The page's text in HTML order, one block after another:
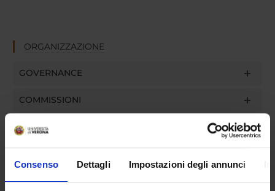
Consenso Dettagli Impostazioni degli annunci
ORGANIZZAZIONE
GOVERNANCE
COMMISSIONI
UFFICI E STRUTTURE DI SERVIZIO
STRUTTURE DEL DIPARTIMENTO